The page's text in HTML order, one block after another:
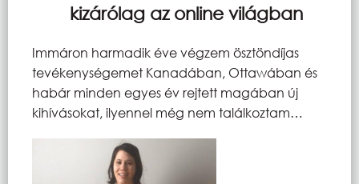
kizárólag az online világban
Immáron harmadik éve végzem ösztöndíjas
tevékenységemet Kanadában, Ottawában és
habár minden egyes év rejtett magában új
kihívásokat, ilyennel még nem találkoztam…